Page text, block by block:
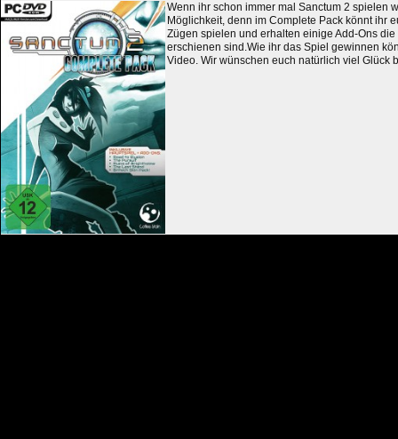
Wenn ihr schon immer mal Sanctum 2 spielen
Möglichkeit, denn im Complete Pack könnt ihr
Zügen spielen und erhalten einige Add-Ons
erschienen sind.Wie ihr das Spiel gewinnen
Video. Wir wünschen euch natürlich viel Glück